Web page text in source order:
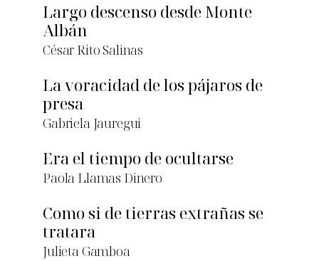
Largo descenso desde Monte
Albán
César Rito Salinas
La voracidad de los pájaros de
presa
Gabriela Jauregui
Era el tiempo de ocultarse
Paola Llamas Dinero
Como si de tierras extrañas se
tratara
Julieta Gamboa